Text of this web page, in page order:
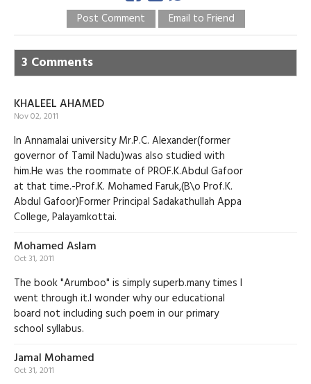
Post Comment Email to Friend
3 Comments
KHALEEL AHAMED
Nov 02, 2011
In Annamalai university Mr.P.C. Alexander(former
governor of Tamil Nadu)was also studied with
him.He was the roommate of PROF.K.Abdul Gafoor
at that time.-Prof.K. Mohamed Faruk,(B\o Prof.K.
Abdul Gafoor)Former Principal Sadakathullah Appa
College, Palayamkottai.
Mohamed Aslam
Oct 31, 2011
The book "Arumboo" is simply superb.many times I
went through it.I wonder why our educational
board not including such poem in our primary
school syllabus.
Jamal Mohamed
Oct 31, 2011